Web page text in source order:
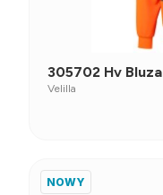
305702 Hv Bluza
Velilla
NOWY